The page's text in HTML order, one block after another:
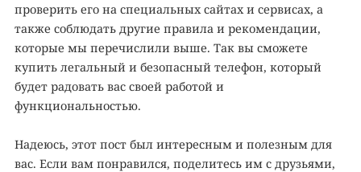
проверить его на специальных сайтах и сервисах, а
также соблюдать другие правила и рекомендации,
которые мы перечислили выше. Так вы сможете
купить легальный и безопасный телефон, который
будет радовать вас своей работой и
функциональностью.
Надеюсь, этот пост был интересным и полезным для
вас. Если вам понравился, поделитесь им с друзьями,